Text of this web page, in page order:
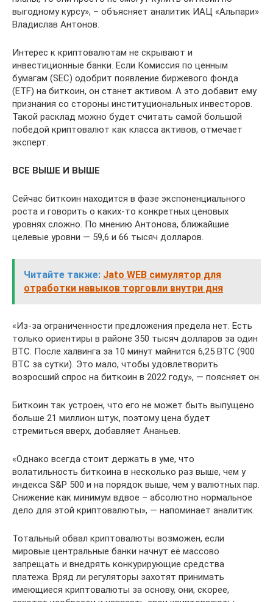
выгодному курсу», – объясняет аналитик ИАЦ «Альпари»
Владислав Антонов.
Интерес к криптовалютам не скрывают и
инвестиционные банки. Если Комиссия по ценным
бумагам (SEC) одобрит появление биржевого фонда
(ETF) на биткоин, он станет активом. А это добавит ему
признания со стороны институциональных инвесторов.
Такой расклад можно будет считать самой большой
победой криптовалют как класса активов, отмечает
эксперт.
ВСЕ ВЫШЕ И ВЫШЕ
Сейчас биткоин находится в фазе экспоненциального
роста и говорить о каких-то конкретных ценовых
уровнях сложно. По мнению Антонова, ближайшие
целевые уровни — 59,6 и 66 тысяч долларов.
Читайте также: Jato WEB симулятор для
отработки навыков торговли внутри дня
«Из-за ограниченности предложения предела нет. Есть
только ориентиры в районе 350 тысяч долларов за один
BTC. После халвинга за 10 минут майнится 6,25 BTC (900
BTC за сутки). Это мало, чтобы удовлетворить
возросший спрос на биткоин в 2022 году», — поясняет он.
Биткоин так устроен, что его не может быть выпущено
больше 21 миллион штук, поэтому цена будет
стремиться вверх, добавляет Ананьев.
«Однако всегда стоит держать в уме, что
волатильность биткоина в несколько раз выше, чем у
индекса S&P 500 и на порядок выше, чем у валютных пар.
Снижение как минимум вдвое – абсолютно нормальное
дело для этой криптовалюты», — напоминает аналитик.
Тотальный обвал криптовалюты возможен, если
мировые центральные банки начнут её массово
запрещать и внедрять конкурирующие средства
платежа. Вряд ли регуляторы захотят принимать
имеющиеся криптовалюты за основу, они, скорее,